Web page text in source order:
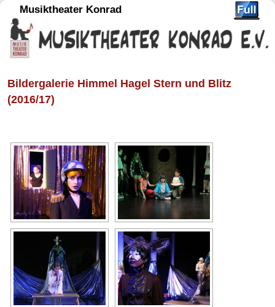
Musiktheater Konrad
Bildergalerie Himmel Hagel Stern und Blitz
(2016/17)